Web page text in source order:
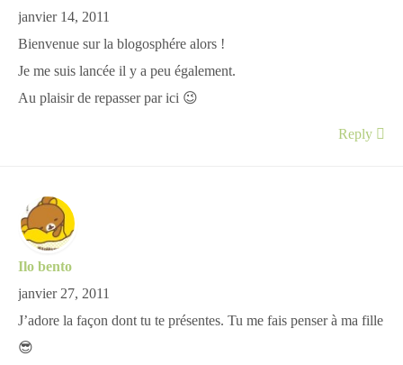
janvier 14, 2011
Bienvenue sur la blogosphére alors !
Je me suis lancée il y a peu également.
Au plaisir de repasser par ici 😉
Reply
Ilo bento
janvier 27, 2011
J’adore la façon dont tu te présentes. Tu me fais penser à ma fille
😎